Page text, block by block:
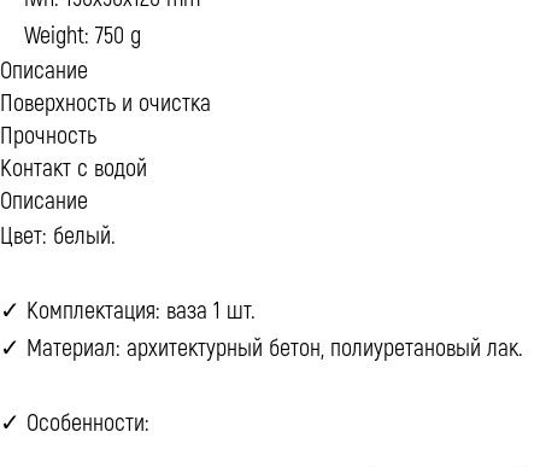
Weight: 750 g
Описание
Поверхность и очистка
Прочность
Контакт с водой
Описание
Цвет: белый.
✓ Комплектация: ваза 1 шт.
✓ Материал: архитектурный бетон, полиуретановый лак.
✓ Особенности: